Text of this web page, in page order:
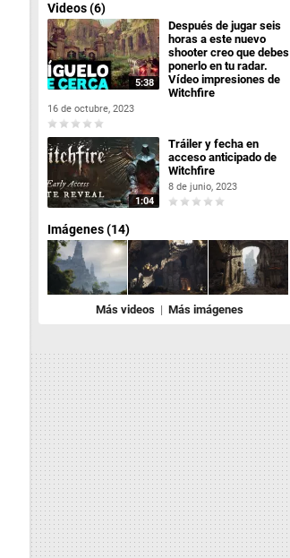
Videos (6)
5:38
Después de jugar seis
horas a este nuevo
shooter creo que debes
ponerlo en tu radar.
Vídeo impresiones de
Witchfire
16 de octubre, 2023
1:04
Tráiler y fecha en
acceso anticipado de
Witchfire
8 de junio, 2023
Imágenes (14)
Más videos| Más imágenes